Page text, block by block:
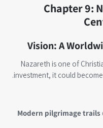
Chapter 9:
Vision: A
Nazareth is one of
investment, it could
.
Modern pilgrimage trails